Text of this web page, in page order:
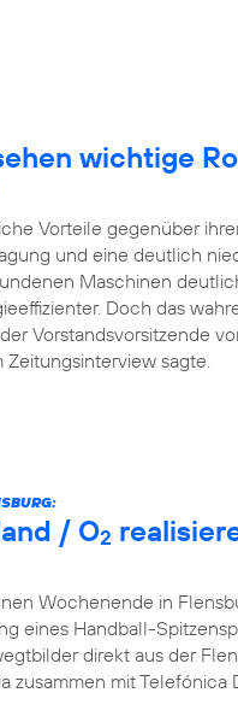
wichtige
Vorteile gegenüber
und eine deutlich
Maschinen
Doch das
Vorstandsvorsitzende
sagte.
/ O2
Wochenende in
eines Handball-
direkt aus der
zusammen mit Telefónica